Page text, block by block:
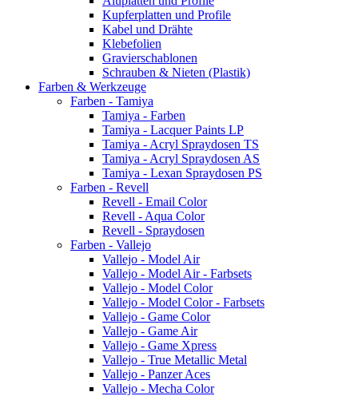
Kupferplatten und Profile
Kabel und Drähte
Klebefolien
Gravierschablonen
Schrauben & Nieten (Plastik)
Farben & Werkzeuge
Farben - Tamiya
Tamiya - Farben
Tamiya - Lacquer Paints LP
Tamiya - Acryl Spraydosen TS
Tamiya - Acryl Spraydosen AS
Tamiya - Lexan Spraydosen PS
Farben - Revell
Revell - Email Color
Revell - Aqua Color
Revell - Spraydosen
Farben - Vallejo
Vallejo - Model Air
Vallejo - Model Air - Farbsets
Vallejo - Model Color
Vallejo - Model Color - Farbsets
Vallejo - Game Color
Vallejo - Game Air
Vallejo - Game Xpress
Vallejo - True Metallic Metal
Vallejo - Panzer Aces
Vallejo - Mecha Color